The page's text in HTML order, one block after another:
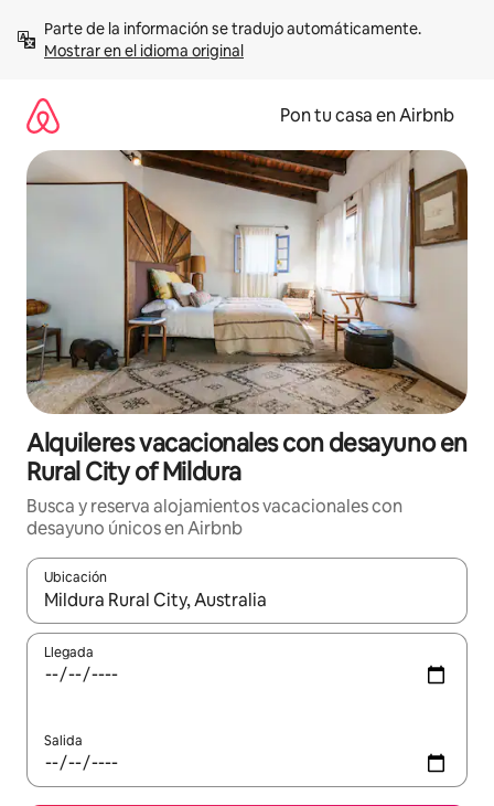
contenidoMostrar en el idioma original
Pon tu casa en Airbnb
Alquileres vacacionales con desayuno en
Rural City of Mildura
Busca y reserva alojamientos vacacionales con
desayuno únicos en Airbnb
Ubicación
Cuando los resultados estén disponibles, navega con las
Llegada
Salida